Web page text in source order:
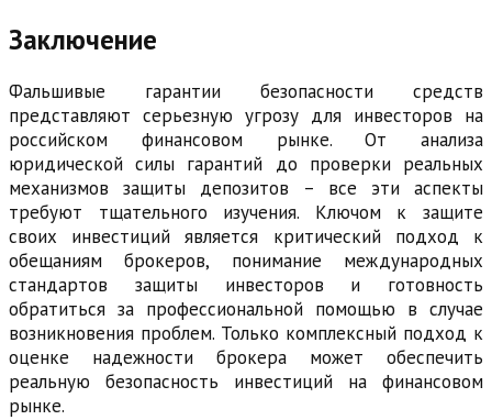
Заключение
Фальшивые гарантии безопасности средств
представляют серьезную угрозу для инвесторов на
российском финансовом рынке. От анализа
юридической силы гарантий до проверки реальных
механизмов защиты депозитов – все эти аспекты
требуют тщательного изучения. Ключом к защите
своих инвестиций является критический подход к
обещаниям брокеров, понимание международных
стандартов защиты инвесторов и готовность
обратиться за профессиональной помощью в случае
возникновения проблем. Только комплексный подход к
оценке надежности брокера может обеспечить
реальную безопасность инвестиций на финансовом
рынке.